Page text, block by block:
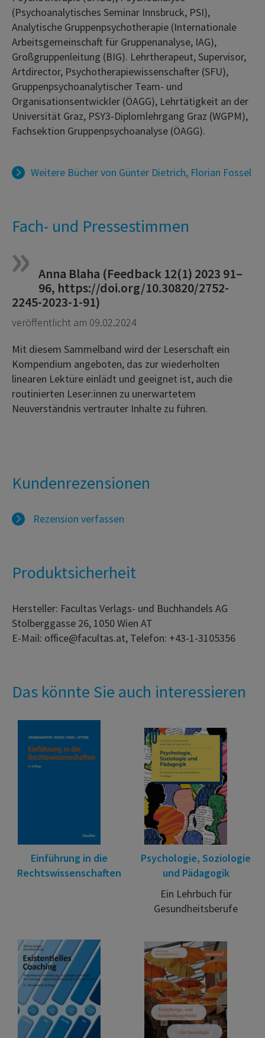
(Psychoanalytisches Seminar Innsbruck, PSI),
Analytische Gruppenpsychotherapie (Internationale
Arbeitsgemeinschaft für Gruppenanalyse, IAG),
Großgruppenleitung (BIG). Lehrtherapeut, Supervisor,
Artdirector, Psychotherapiewissenschafter (SFU),
Gruppenpsychoanalytischer Team- und
Organisationsentwickler (ÖAGG), Lehrtätigkeit an der
Universität Graz, PSY3-Diplomlehrgang Graz (WGPM),
Fachsektion Gruppenpsychoanalyse (ÖAGG).
Weitere Bücher von Günter Dietrich, Florian Fossel
Fach- und Pressestimmen
Anna Blaha (Feedback 12(1) 2023 91–
96, https://doi.org/10.30820/2752-
2245-2023-1-91)
veröffentlicht am 09.02.2024
Mit diesem Sammelband wird der Leserschaft ein
Kompendium angeboten, das zur wiederholten
linearen Lektüre einlädt und geeignet ist, auch die
routinierten Leser:innen zu unerwartetem
Neuverständnis vertrauter Inhalte zu führen.
Kundenrezensionen
Rezension verfassen
Produktsicherheit
Hersteller: Facultas Verlags- und Buchhandels AG
Stolberggasse 26, 1050 Wien AT
E-Mail: office@facultas.at, Telefon: +43-1-3105356
Das könnte Sie auch interessieren
Einführung in die
Rechtswissenschaften
Psychologie, Soziologie
und Pädagogik
Ein Lehrbuch für
Gesundheitsberufe